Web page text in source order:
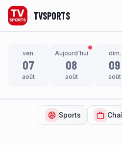
TVSPORTS
ven.
07
août
Aujourd'hui
08
août
dim.
09
août
Sports